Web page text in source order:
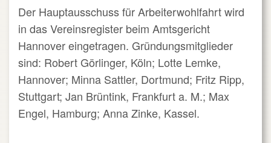
Der Hauptausschuss für Arbeiterwohlfahrt wird
in das Vereinsregister beim Amtsgericht
Hannover eingetragen. Gründungsmitglieder
sind: Robert Görlinger, Köln; Lotte Lemke,
Hannover; Minna Sattler, Dortmund; Fritz Ripp,
Stuttgart; Jan Brüntink, Frankfurt a. M.; Max
Engel, Hamburg; Anna Zinke, Kassel.